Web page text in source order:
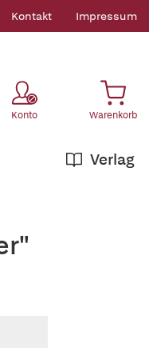
Kontakt Impressum
Konto Warenkorb
Verlag